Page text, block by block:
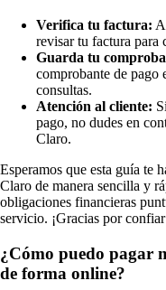
Verifica tu factura:
revisar tu factura para
Guarda tu
comprobante de pago
consultas.
Atención al cliente:
pago, no dudes en
Claro.
Esperamos que esta guía te
Claro de manera sencilla y
obligaciones financieras
servicio. ¡Gracias por
¿Cómo puedo pagar
de forma online?